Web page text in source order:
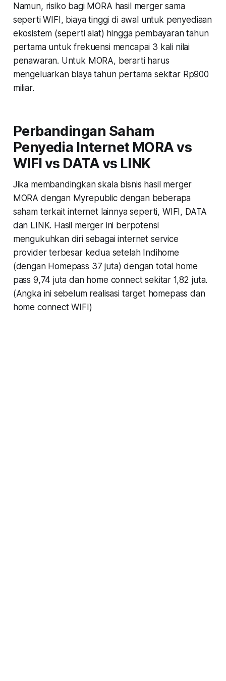
Namun, risiko bagi MORA hasil merger sama
seperti WIFI, biaya tinggi di awal untuk penyediaan
ekosistem (seperti alat) hingga pembayaran tahun
pertama untuk frekuensi mencapai 3 kali nilai
penawaran. Untuk MORA, berarti harus
mengeluarkan biaya tahun pertama sekitar Rp900
miliar.
Perbandingan Saham
Penyedia Internet MORA vs
WIFI vs DATA vs LINK
Jika membandingkan skala bisnis hasil merger
MORA dengan Myrepublic dengan beberapa
saham terkait internet lainnya seperti, WIFI, DATA
dan LINK. Hasil merger ini berpotensi
mengukuhkan diri sebagai internet service
provider terbesar kedua setelah Indihome
(dengan Homepass 37 juta) dengan total home
pass 9,74 juta dan home connect sekitar 1,82 juta.
(Angka ini sebelum realisasi target homepass dan
home connect WIFI)